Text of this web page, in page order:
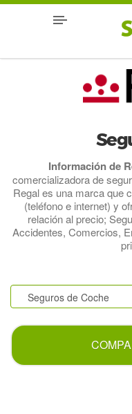
Información de
comercializadora de
Regal es una marca que
(teléfono e internet) y
relación al precio;
Accidentes, Comercios,